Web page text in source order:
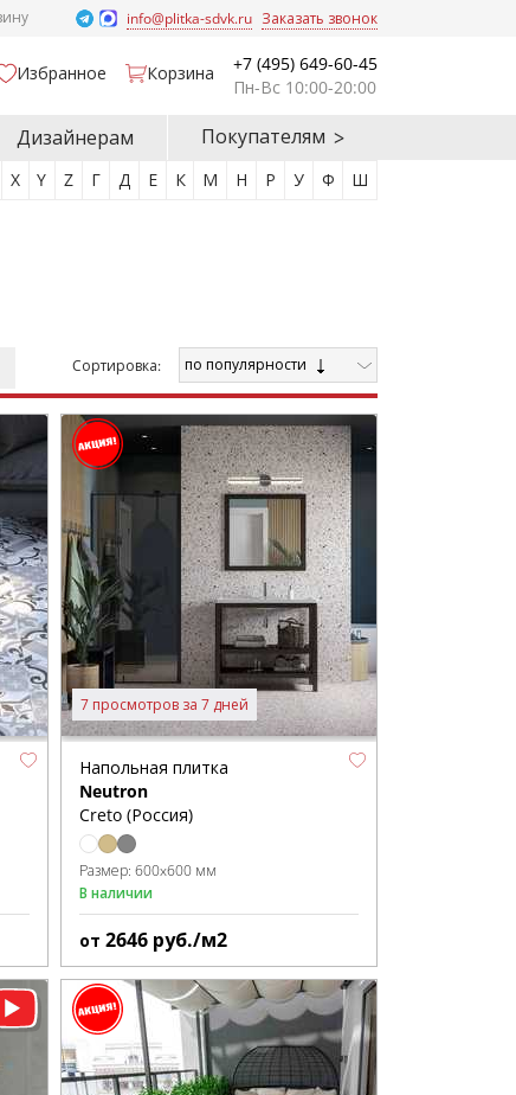
info@plitka-sdvk.ru Заказать звонок
Избранное Корзина
+7 (495) 649-60-45
Пн-Вс 10:00-20:00
Дизайнерам Покупателям
X Y Z Г Д Е К М Н Р У Ф Ш
Cортировка: по популярности
7 просмотров за 7 дней
Напольная плитка
Neutron
Creto (Россия)
Размер: 600x600 мм
В наличии
от 2646 руб./м2